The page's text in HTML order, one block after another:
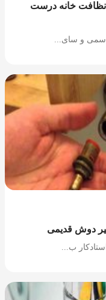
خانه درست
سمی و سای...
دوش قدیمی
ب...